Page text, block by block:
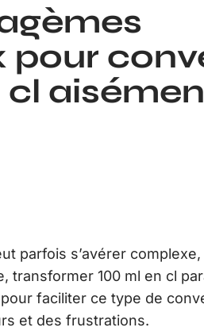
pour
cl
parfois s’avérer
transformer 100 ml en cl
faciliter ce type de
et des frustrations.